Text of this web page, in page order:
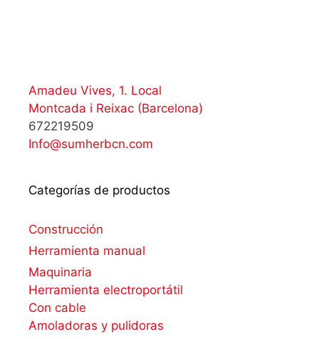
Amadeu Vives, 1. Local
Montcada i Reixac (Barcelona)
672219509
Info@sumherbcn.com
Categorías de productos
Construcción
Herramienta manual
Maquinaria
Herramienta electroportátil
Con cable
Amoladoras y pulidoras